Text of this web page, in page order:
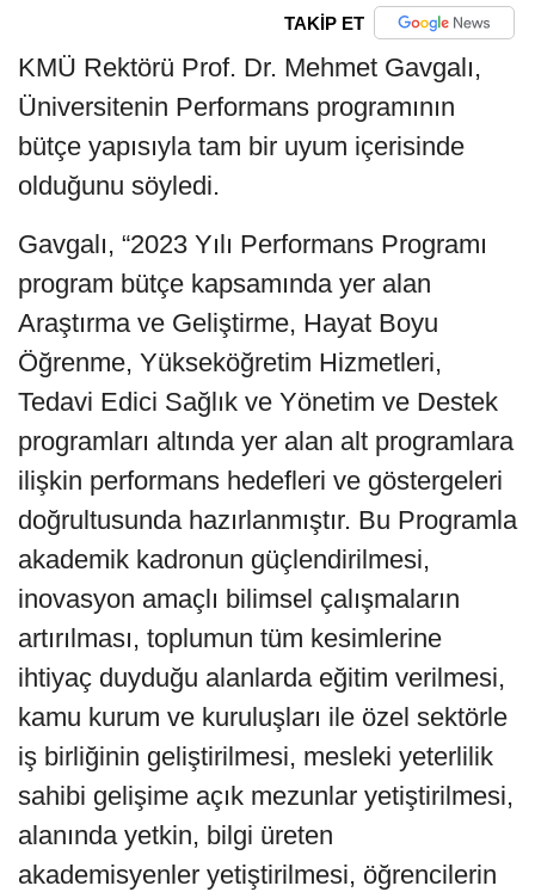
TAKİP ET
KMÜ Rektörü Prof. Dr. Mehmet Gavgalı,
Üniversitenin Performans programının
bütçe yapısıyla tam bir uyum içerisinde
olduğunu söyledi.
Gavgalı, “2023 Yılı Performans Programı
program bütçe kapsamında yer alan
Araştırma ve Geliştirme, Hayat Boyu
Öğrenme, Yükseköğretim Hizmetleri,
Tedavi Edici Sağlık ve Yönetim ve Destek
programları altında yer alan alt programlara
ilişkin performans hedefleri ve göstergeleri
doğrultusunda hazırlanmıştır. Bu Programla
akademik kadronun güçlendirilmesi,
inovasyon amaçlı bilimsel çalışmaların
artırılması, toplumun tüm kesimlerine
ihtiyaç duyduğu alanlarda eğitim verilmesi,
kamu kurum ve kuruluşları ile özel sektörle
iş birliğinin geliştirilmesi, mesleki yeterlilik
sahibi gelişime açık mezunlar yetiştirilmesi,
alanında yetkin, bilgi üreten
akademisyenler yetiştirilmesi, öğrencilerin